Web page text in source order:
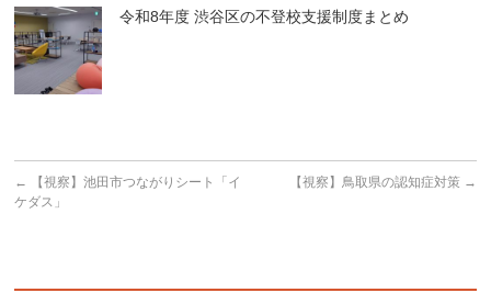
令和8年度 渋谷区の不登校支援制度まとめ
←
【視察】池田市つながりシート「イ
ケダス」
【視察】鳥取県の認知症対策 →